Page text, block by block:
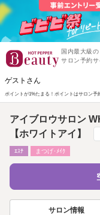
国内最大級の
サロン予約サ
ゲストさん
ポイントが1%たまる！ ポイントはサロン予
アイブロウサロン
【ホワイトアイ】
ｴｽﾃ まつげ･ﾒｲｸ
サロン情報